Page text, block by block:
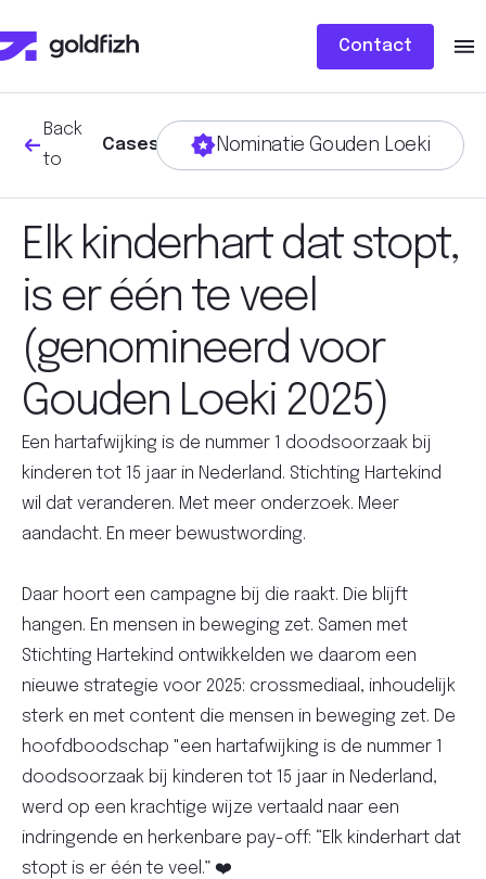
Contact
Back
to
Cases Nominatie Gouden Loeki
Elk kinderhart dat stopt,
is er één te veel
(genomineerd voor
Gouden Loeki 2025)
Een hartafwijking is de nummer 1 doodsoorzaak bij
kinderen tot 15 jaar in Nederland. Stichting Hartekind
wil dat veranderen. Met meer onderzoek. Meer
aandacht. En meer bewustwording.
Daar hoort een campagne bij die raakt. Die blijft
hangen. En mensen in beweging zet. Samen met
Stichting Hartekind ontwikkelden we daarom een
nieuwe strategie voor 2025: crossmediaal, inhoudelijk
sterk en met content die mensen in beweging zet. De
hoofdboodschap "een hartafwijking is de nummer 1
doodsoorzaak bij kinderen tot 15 jaar in Nederland,
werd op een krachtige wijze vertaald naar een
indringende en herkenbare pay-off: “Elk kinderhart dat
stopt is er één te veel.” ❤️